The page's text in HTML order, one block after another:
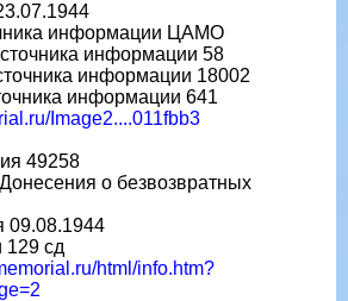
информации ЦАМО
информации 58
информации 18002
информации 641
Image2....011fbb3
49258
о безвозвратных
09.08.1944
129 сд
html/info.htm?